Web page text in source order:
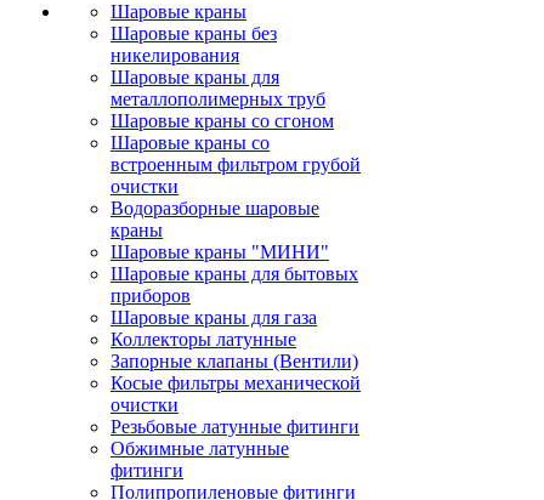
Шаровые краны
Шаровые краны без
никелирования
Шаровые краны для
металлополимерных труб
Шаровые краны со сгоном
Шаровые краны со
встроенным фильтром грубой
очистки
Водоразборные шаровые
краны
Шаровые краны "МИНИ"
Шаровые краны для бытовых
приборов
Шаровые краны для газа
Коллекторы латунные
Запорные клапаны (Вентили)
Косые фильтры механической
очистки
Резьбовые латунные фитинги
Обжимные латунные
фитинги
Полипропиленовые фитинги